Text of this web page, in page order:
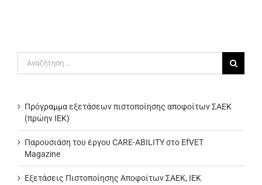
Πρόγραμμα εξετάσεων πιστοποίησης αποφοίτων ΣΑΕΚ
(πρώην ΙΕΚ)
Παρουσιάση του έργου CARE-ABILITY στο EfVET
Magazine
Εξετάσεις Πιστοποίησης Αποφοίτων ΣΑΕΚ, ΙΕΚ